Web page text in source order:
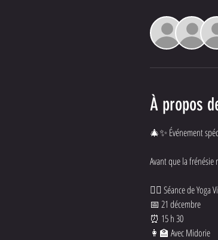
À propos
🎄✨ Événement
Avant que la
🧘‍♀️ Séance de Yoga
📅 21 décembre
⏰ 15 h 30
👩‍🏫 Avec Midorie